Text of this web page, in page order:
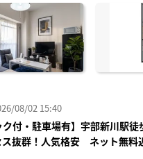
08/02 15:40
ク付・駐車場有】宇部新川駅
ス抜群！人気格安 ネット無料